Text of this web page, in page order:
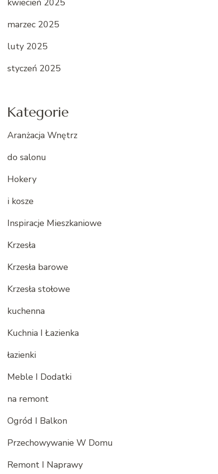
kwiecień 2025
marzec 2025
luty 2025
styczeń 2025
Kategorie
Aranżacja Wnętrz
do salonu
Hokery
i kosze
Inspiracje Mieszkaniowe
Krzesła
Krzesła barowe
Krzesła stołowe
kuchenna
Kuchnia I Łazienka
łazienki
Meble I Dodatki
na remont
Ogród I Balkon
Przechowywanie W Domu
Remont I Naprawy